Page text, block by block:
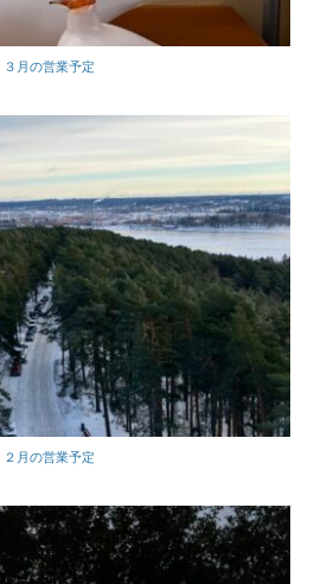
３月の営業予定
２月の営業予定